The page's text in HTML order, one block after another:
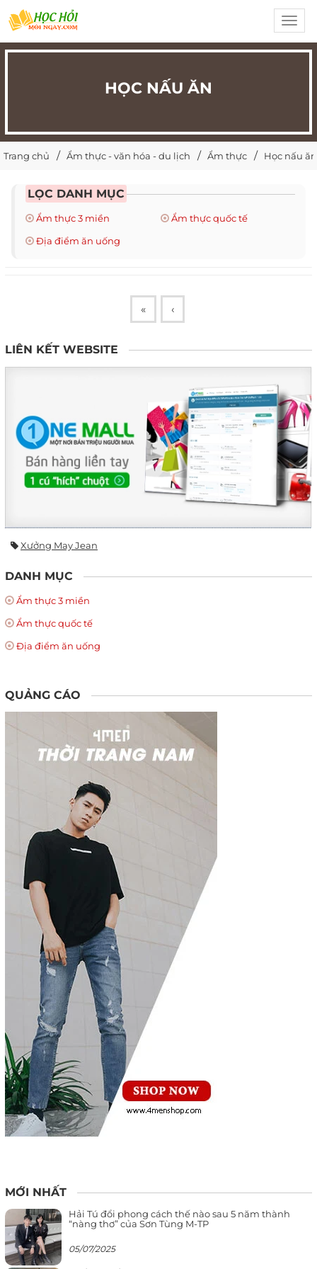
HỌC NẤU ĂN
Trang chủ Ẩm thực - văn hóa - du lịch Ẩm thực Học nấu ăn
LỌC DANH MỤC
Ẩm thực 3 miền
Ẩm thực quốc tế
Địa điểm ăn uống
« ‹
LIÊN KẾT WEBSITE
Xưởng May Jean
DANH MỤC
Ẩm thực 3 miền
Ẩm thực quốc tế
Địa điểm ăn uống
QUẢNG CÁO
MỚI NHẤT
Hải Tú đổi phong cách thế nào sau 5 năm thành
“nàng thơ” của Sơn Tùng M-TP
05/07/2025